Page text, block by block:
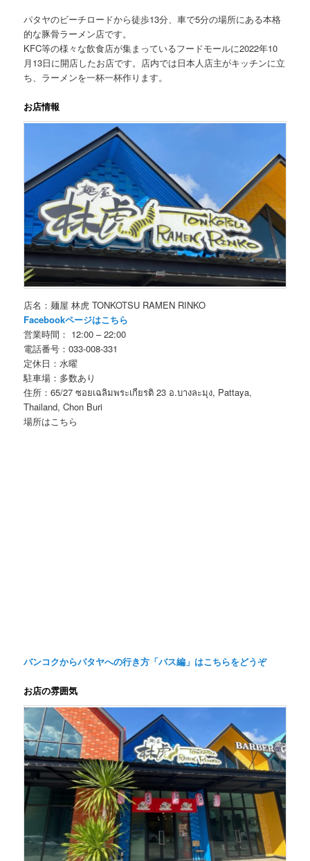
パタヤのビーチロードから徒歩13分、車で5分の場所にある本格
的な豚骨ラーメン店です。
KFC等の様々な飲食店が集まっているフードモールに2022年10
月13日に開店したお店です。店内では日本人店主がキッチンに立
ち、ラーメンを一杯一杯作ります。
お店情報
店名：麺屋 林虎 TONKOTSU RAMEN RINKO
Facebookページはこちら
営業時間： 12:00 – 22:00
電話番号：033-008-331
定休日：水曜
駐車場：多数あり
住所：65/27 ซอยเฉลิมพระเกียรติ 23 อ.บางละมุง, Pattaya,
Thailand, Chon Buri
場所はこちら
バンコクからパタヤへの行き方「バス編」はこちらをどうぞ
お店の雰囲気